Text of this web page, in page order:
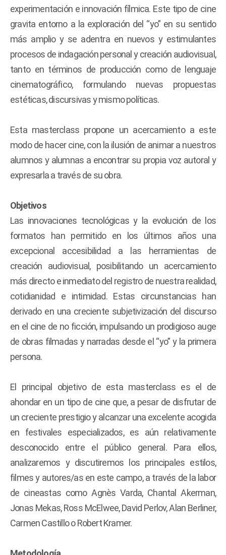
experimentación e innovación fílmica. Este tipo de cine
gravita entorno a la exploración del “yo” en su sentido
más amplio y se adentra en nuevos y estimulantes
procesos de indagación personal y creación audiovisual,
tanto en términos de producción como de lenguaje
cinematográfico, formulando nuevas propuestas
estéticas, discursivas y mismo políticas.
Esta masterclass propone un acercamiento a este
modo de hacer cine, con la ilusión de animar a nuestros
alumnos y alumnas a encontrar su propia voz autoral y
expresarla a través de su obra.
Objetivos
Las innovaciones tecnológicas y la evolución de los
formatos han permitido en los últimos años una
excepcional accesibilidad a las herramientas de
creación audiovisual, posibilitando un acercamiento
más directo e inmediato del registro de nuestra realidad,
cotidianidad e intimidad. Estas circunstancias han
derivado en una creciente subjetivización del discurso
en el cine de no ficción, impulsando un prodigioso auge
de obras filmadas y narradas desde el “yo” y la primera
persona.
El principal objetivo de esta masterclass es el de
ahondar en un tipo de cine que, a pesar de disfrutar de
un creciente prestigio y alcanzar una excelente acogida
en festivales especializados, es aún relativamente
desconocido entre el público general. Para ellos,
analizaremos y discutiremos los principales estilos,
filmes y autores/as en este campo, a través de la labor
de cineastas como Agnès Varda, Chantal Akerman,
Jonas Mekas, Ross McElwee, David Perlov, Alan Berliner,
Carmen Castillo o Robert Kramer.